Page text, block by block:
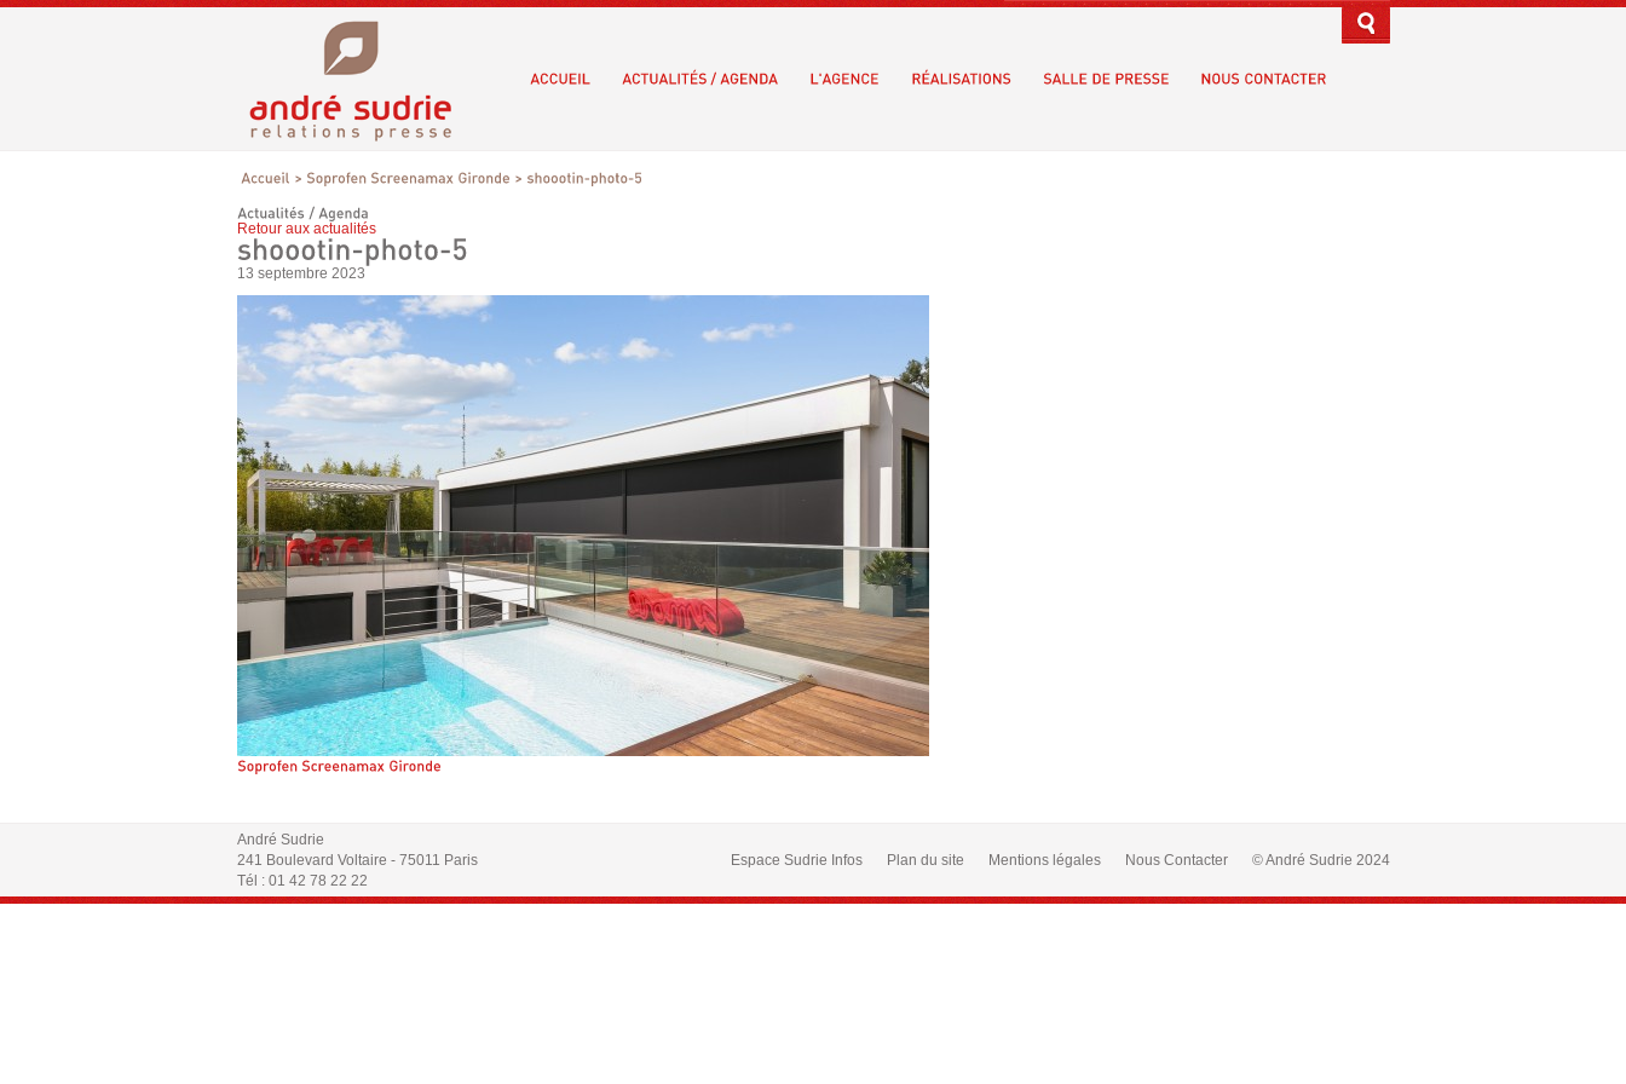
Retour aux actualités
13 septembre 2023
André Sudrie
241 Boulevard Voltaire - 75011 Paris
Tél : 01 42 78 22 22
Espace Sudrie Infos Plan du site Mentions légales Nous Contacter © André Sudrie 2024